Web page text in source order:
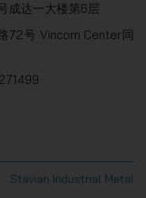
成达一大楼第6层
72号 Vincom Center同
Stavian Industrial Metal